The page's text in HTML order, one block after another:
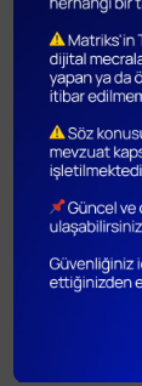
- Vadenin son
pozisyonların
- Üst Yönetim
raporları ve
- Anlık Auto
mesajlarının
- Kurum
- Kurum
varlık
hesaplardan